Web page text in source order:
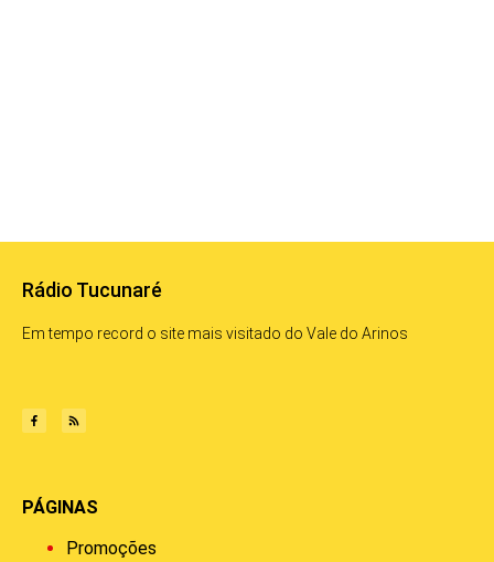
Rádio Tucunaré
Em tempo record o site mais visitado do Vale do Arinos
PÁGINAS
Promoções